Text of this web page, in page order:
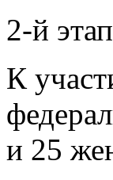
2-й
К
и 25